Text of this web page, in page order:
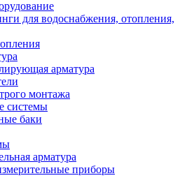
для водоснабжения, отопления,
арматура
монтажа
системы
баки
арматура
приборы